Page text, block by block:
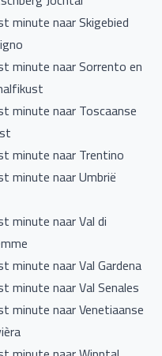
minute naar Skigebied
minute naar Sorrento en
minute naar Toscaanse
minute naar Trentino
minute naar Umbrië
minute naar Val di
minute naar Val Gardena
minute naar Val Senales
minute naar Venetiaanse